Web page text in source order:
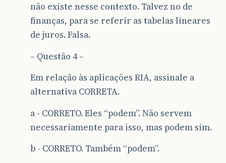
não existe nesse contexto. Talvez no de
finanças, para se referir as tabelas lineares
de juros. Falsa.
– Questão 4 –
Em relação às aplicações RIA, assinale a
alternativa CORRETA.
a - CORRETO. Eles “podem”. Não servem
necessariamente para isso, mas podem sim.
b - CORRETO. Também “podem”.